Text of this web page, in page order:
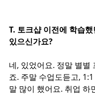
T. 토크샵 이전에 학습
있으신가요?
네, 있었어요. 정말 별별
죠. 주말 수업도듣고,
말 많이 했어요. 취업 하